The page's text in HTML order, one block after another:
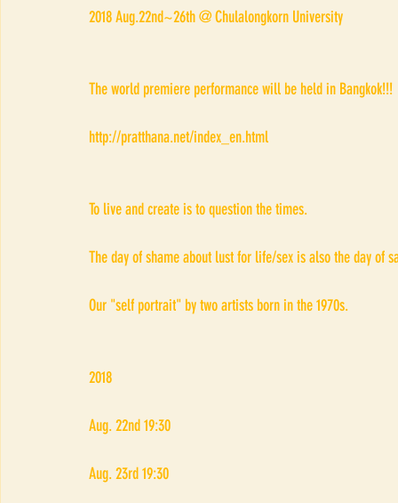
2018 Aug.22nd~26th @ Chulalongkorn University
The world premiere performance will be held in Bangkok!!!
http://pratthana.net/index_en.html
To live and create is to question the times.
The day of shame about lust for life/sex is also the day of
Our "self portrait" by two artists born in the 1970s.
2018
Aug. 22nd 19:30
Aug. 23rd 19:30